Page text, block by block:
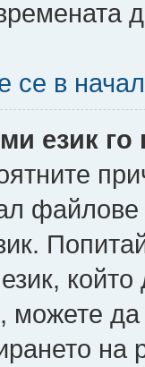
се в
език
можете
на